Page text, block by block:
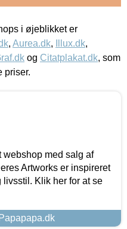
i øjeblikket er
, Aurea.dk, Illux.dk,
og Citatplakat.dk, som
priser.
webshop med salg af
Artworks er inspireret
Klik her for at se